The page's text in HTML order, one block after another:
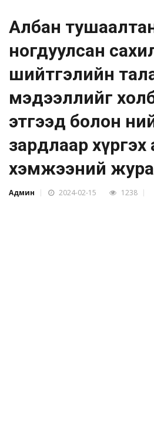
Албан тушаалтан
ногдуулсан
шийтгэлийн
мэдээллийг
этгээд болон
зардлаар хүргэх
хэмжээний
Админ 2024-02-15 1238